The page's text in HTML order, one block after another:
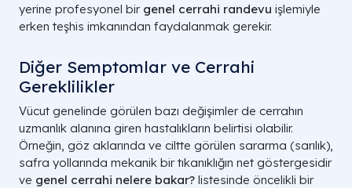
yerine profesyonel bir genel cerrahi randevu işlemiyle
erken teşhis imkanından faydalanmak gerekir.
Diğer Semptomlar ve Cerrahi
Gereklilikler
Vücut genelinde görülen bazı değişimler de cerrahın
uzmanlık alanına giren hastalıkların belirtisi olabilir.
Örneğin, göz aklarında ve ciltte görülen sararma (sarılık),
safra yollarında mekanik bir tıkanıklığın net göstergesidir
ve genel cerrahi nelere bakar? listesinde öncelikli bir